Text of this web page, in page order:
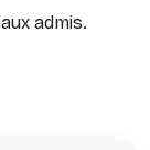
admis.